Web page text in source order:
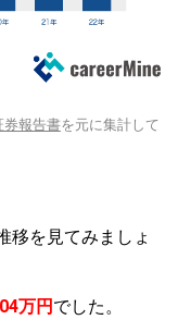
券報告書を元に集計して
移を見てみましょ
万円 でした。